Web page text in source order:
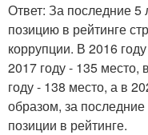
Ответ: За последние
позицию в рейтинге
коррупции. В 2016
2017 году - 135 место,
году - 138 место, а в
образом, за
позиции в рейтинге.